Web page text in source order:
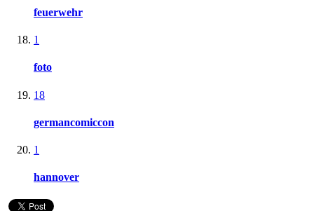
feuerwehr
1
foto
18
germancomiccon
1
hannover